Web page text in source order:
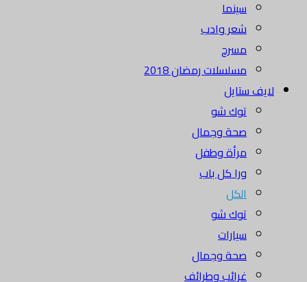
سينما
شعر وادب
مسرح
مسلسلات رمضان 2018
لايف ستايل
توك شو
صحة وجمال
مرأة وطفل
ورا كل باب
الكل
توك شو
سيارات
صحة وجمال
غرائب وطرائف